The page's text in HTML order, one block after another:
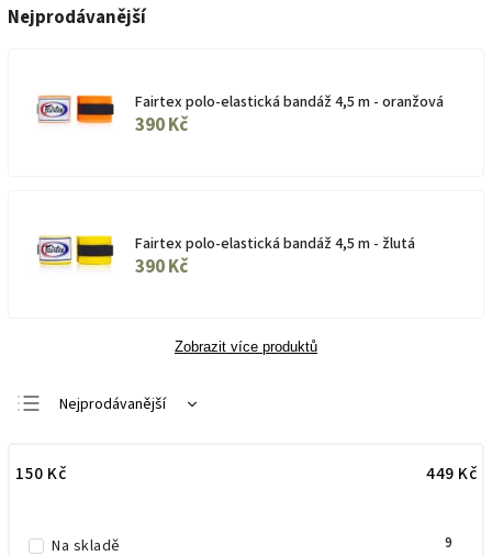
Nejprodávanější
Fairtex polo-elastická bandáž 4,5 m - oranžová
390 Kč
Fairtex polo-elastická bandáž 4,5 m - žlutá
390 Kč
Zobrazit více produktů
Nejlevnější
Nejprodávanější
Abecedně
150 Kč 449 Kč
Na skladě 9